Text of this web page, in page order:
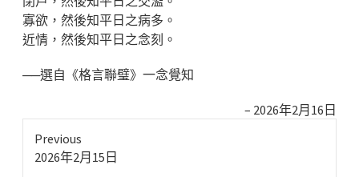
寡欲，然後知平日之病多。
近情，然後知平日之念刻。
──選自《格言聯璧》一念覺知
2026年2月16日
Previous
Previous
2026年2月15日